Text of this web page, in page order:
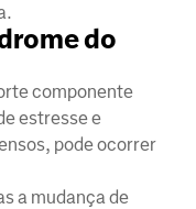
do
componente
estresse e
pode ocorrer
a mudança de